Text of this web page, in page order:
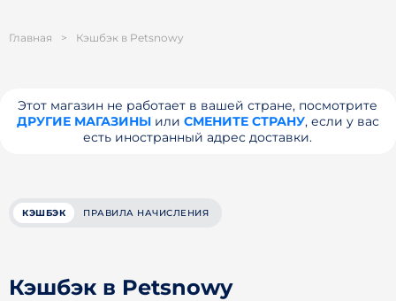
Главная > Кэшбэк в Petsnowy
Этот магазин не работает в вашей стране, посмотрите
ДРУГИЕ МАГАЗИНЫили СМЕНИТЕ СТРАНУ, если у вас
есть иностранный адрес доставки.
КЭШБЭК ПРАВИЛА НАЧИСЛЕНИЯ
Кэшбэк в Petsnowy